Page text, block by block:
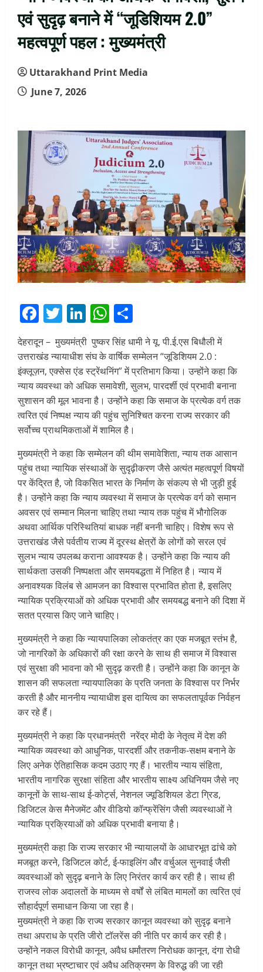
एवं सुदृढ़ बनाने में “जूडिशियम 2.0”
महत्वपूर्ण पहल : मुख्यमंत्री
Uttarakhand Print Media
June 7, 2026
Facebook
Twitter
LinkedIn
WhatsApp
देहरादून – मुख्यमंत्री पुष्कर सिंह धामी ने यू. पी.ई.एस बिधौली में
उत्तराखंड न्यायाधीश संघ के वार्षिक सम्मेलन “जूडिशियम 2.0 :
इंक्लूज़न, एक्सेस एंड स्ट्रेंथनिंग” में प्रतिभाग किया। उन्होंने कहा कि
न्याय व्यवस्था को अधिक समावेशी, सुलभ, पारदर्शी एवं प्रभावी बनाना
सुशासन की मूल भावना है। उन्होंने कहा कि समाज के प्रत्येक वर्ग तक
त्वरित एवं निष्पक्ष न्याय की पहुंच सुनिश्चित करना राज्य सरकार की
सर्वोच्च प्राथमिकताओं में शामिल है।
मुख्यमंत्री ने कहा कि सम्मेलन की थीम समावेशिता, न्याय तक आसान
पहुंच तथा न्यायिक संस्थाओं के सुदृढ़ीकरण जैसे अत्यंत महत्वपूर्ण विषयों
पर केंद्रित है, जो विकसित भारत के निर्माण के संकल्प से भी जुड़ी हुई
है। उन्होंने कहा कि न्याय व्यवस्था में समाज के प्रत्येक वर्ग को समान
अवसर एवं सम्मान मिलना चाहिए तथा न्याय तक पहुंच में भौगोलिक
अथवा आर्थिक परिस्थितियां बाधक नहीं बननी चाहिए। विशेष रूप से
उत्तराखंड जैसे पर्वतीय राज्य में दूरस्थ क्षेत्रों के लोगों को सरल एवं
सुलभ न्याय उपलब्ध कराना आवश्यक है। उन्होंने कहा कि न्याय की
सार्थकता उसकी निष्पक्षता और समयबद्धता में निहित है। न्याय में
अनावश्यक विलंब से आमजन का विश्वास प्रभावित होता है, इसलिए
न्यायिक प्रक्रियाओं को अधिक प्रभावी और समयबद्ध बनाने की दिशा में
सतत प्रयास किए जाने चाहिए।
मुख्यमंत्री ने कहा कि न्यायपालिका लोकतंत्र का एक मजबूत स्तंभ है,
जो नागरिकों के अधिकारों की रक्षा करने के साथ ही समाज में विश्वास
एवं सुरक्षा की भावना को भी सुदृढ़ करती है। उन्होंने कहा कि कानून के
शासन की सफलता न्यायपालिका के प्रति जनता के विश्वास पर निर्भर
करती है और माननीय न्यायाधीश इस दायित्व का सफलतापूर्वक निर्वहन
कर रहे हैं।
मुख्यमंत्री ने कहा कि प्रधानमंत्री नरेंद्र मोदी के नेतृत्व में देश की
न्यायिक व्यवस्था को आधुनिक, पारदर्शी और तकनीक-सक्षम बनाने के
लिए अनेक ऐतिहासिक कदम उठाए गए हैं। भारतीय न्याय संहिता,
भारतीय नागरिक सुरक्षा संहिता और भारतीय साक्ष्य अधिनियम जैसे नए
कानूनों के साथ-साथ ई-कोर्ट्स, नेशनल ज्यूडिशियल डेटा ग्रिड,
डिजिटल केस मैनेजमेंट और वीडियो कॉन्फ्रेंसिंग जैसी व्यवस्थाओं ने
न्यायिक प्रक्रियाओं को अधिक प्रभावी बनाया है।
मुख्यमंत्री कहा कि राज्य सरकार भी न्यायालयों के आधारभूत ढांचे को
मजबूत करने, डिजिटल कोर्ट, ई-फाइलिंग और वर्चुअल सुनवाई जैसी
व्यवस्थाओं को सुदृढ़ बनाने के लिए निरंतर कार्य कर रही है। साथ ही
राजस्व लोक अदालतों के माध्यम से वर्षों से लंबित मामलों का त्वरित एवं
सौहार्दपूर्ण समाधान किया जा रहा है।
मुख्यमंत्री ने कहा कि राज्य सरकार कानून व्यवस्था को सुदृढ़ बनाने
तथा अपराध के प्रति जीरो टॉलरेंस की नीति पर कार्य कर रही है।
उन्होंने नकल विरोधी कानून, अवैध धर्मांतरण निरोधक कानून, दंगा रोधी
कानून तथा भ्रष्टाचार एवं अवैध अतिक्रमण के विरुद्ध की जा रही